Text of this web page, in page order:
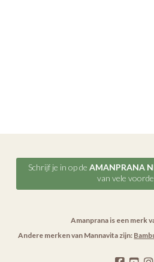
Schrijf je in op de AMANPRANA
van vele
Amanprana is een merk
Andere merken van Mannavita zijn: